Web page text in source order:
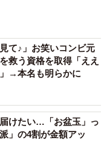
て♪」お笑いコンビ元
救う資格を取得「ええ
→本名も明らかに
けたい…「お盆玉」っ
」の4割が金額アッ